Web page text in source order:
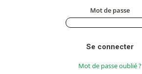
Mot de passe
Mot de passe oublié ?